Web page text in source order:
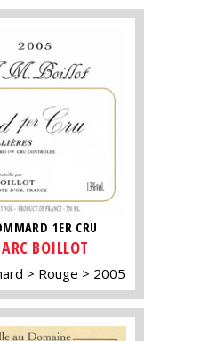
1ER CRU
BOILLOT
Rouge 2005